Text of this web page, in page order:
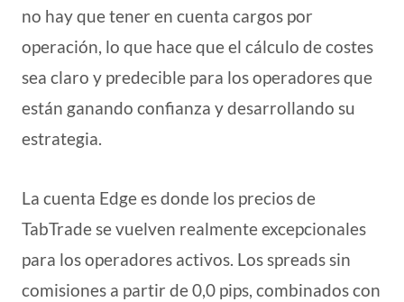
no hay que tener en cuenta cargos por
operación, lo que hace que el cálculo de costes
sea claro y predecible para los operadores que
están ganando confianza y desarrollando su
estrategia.
La cuenta Edge es donde los precios de
TabTrade se vuelven realmente excepcionales
para los operadores activos. Los spreads sin
comisiones a partir de 0,0 pips, combinados con